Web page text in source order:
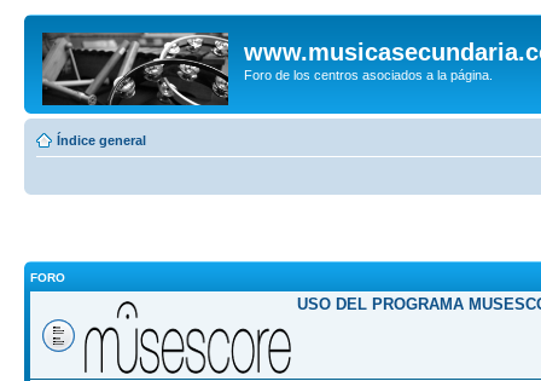
Foro de los centros asociados a la página.
Índice general
FORO
USO DEL PROGRAMA